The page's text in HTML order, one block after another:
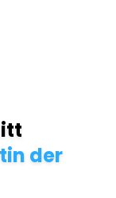
der